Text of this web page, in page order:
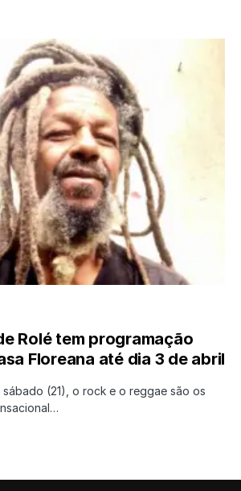
Rolé tem programação
Floreana até dia 3 de abril
(21), o rock e o reggae são os